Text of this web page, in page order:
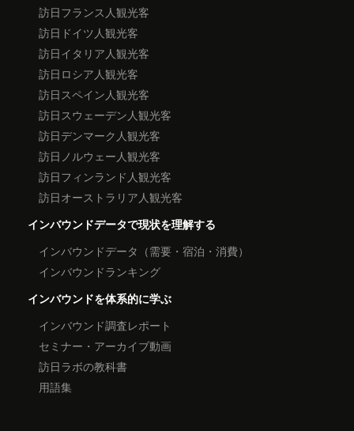
訪日フランス人観光客
訪日ドイツ人観光客
訪日イタリア人観光客
訪日ロシア人観光客
訪日スペイン人観光客
訪日スウェーデン人観光客
訪日デンマーク人観光客
訪日ノルウェー人観光客
訪日フィンランド人観光客
訪日オーストラリア人観光客
インバウンドデータで現状を理解する
インバウンドデータ（需要・宿泊・消費）
インバウンドランキング
インバウンドを体系的に学ぶ
インバウンド調査レポート
セミナー・アーカイブ動画
訪日ラボの教科書
用語集